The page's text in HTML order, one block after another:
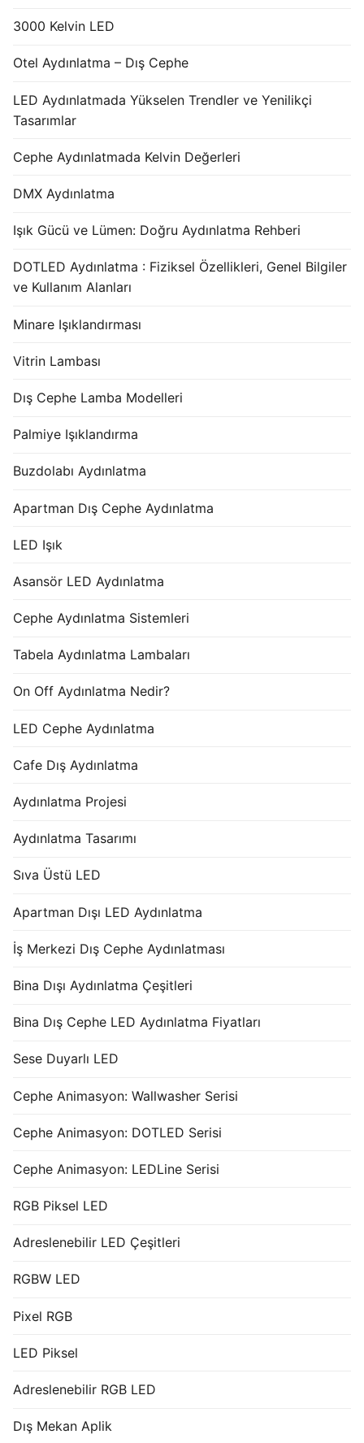
3000 Kelvin LED
Otel Aydınlatma – Dış Cephe
LED Aydınlatmada Yükselen Trendler ve Yenilikçi
Tasarımlar
Cephe Aydınlatmada Kelvin Değerleri
DMX Aydınlatma
Işık Gücü ve Lümen: Doğru Aydınlatma Rehberi
DOTLED Aydınlatma : Fiziksel Özellikleri, Genel Bilgiler
ve Kullanım Alanları
Minare Işıklandırması
Vitrin Lambası
Dış Cephe Lamba Modelleri
Palmiye Işıklandırma
Buzdolabı Aydınlatma
Apartman Dış Cephe Aydınlatma
LED Işık
Asansör LED Aydınlatma
Cephe Aydınlatma Sistemleri
Tabela Aydınlatma Lambaları
On Off Aydınlatma Nedir?
LED Cephe Aydınlatma
Cafe Dış Aydınlatma
Aydınlatma Projesi
Aydınlatma Tasarımı
Sıva Üstü LED
Apartman Dışı LED Aydınlatma
İş Merkezi Dış Cephe Aydınlatması
Bina Dışı Aydınlatma Çeşitleri
Bina Dış Cephe LED Aydınlatma Fiyatları
Sese Duyarlı LED
Cephe Animasyon: Wallwasher Serisi
Cephe Animasyon: DOTLED Serisi
Cephe Animasyon: LEDLine Serisi
RGB Piksel LED
Adreslenebilir LED Çeşitleri
RGBW LED
Pixel RGB
LED Piksel
Adreslenebilir RGB LED
Dış Mekan Aplik